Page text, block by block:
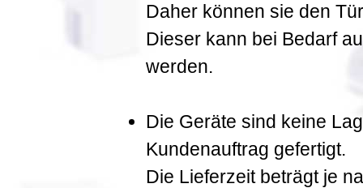
Daher können sie den
Dieser kann bei Bedarf
werden.
Die Geräte sind keine
Kundenauftrag gefertigt.
Die Lieferzeit beträgt je